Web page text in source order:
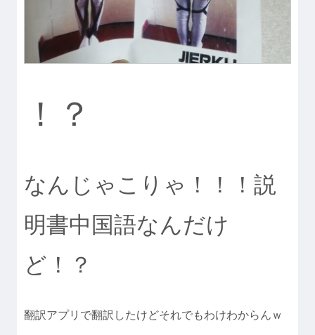
！？
なんじゃこりゃ！！！説
明書中国語なんだけ
ど！？
翻訳アプリで翻訳したけどそれでもわけわからんｗ